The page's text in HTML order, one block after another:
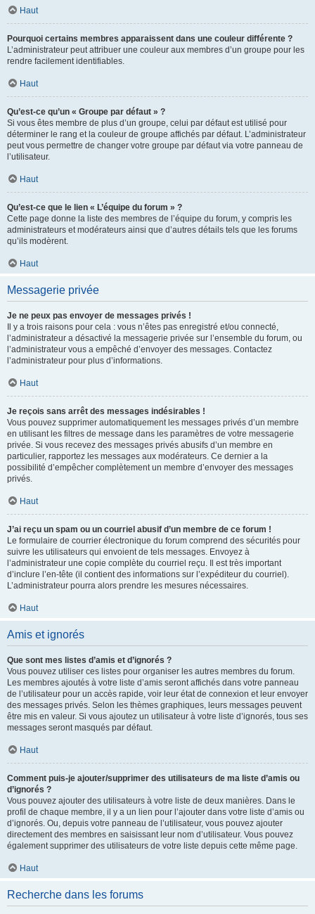
Haut
Pourquoi certains membres apparaissent dans une couleur différente ?
L’administrateur peut attribuer une couleur aux membres d’un groupe pour les
rendre facilement identifiables.
Haut
Qu’est-ce qu’un « Groupe par défaut » ?
Si vous êtes membre de plus d’un groupe, celui par défaut est utilisé pour
déterminer le rang et la couleur de groupe affichés par défaut. L’administrateur
peut vous permettre de changer votre groupe par défaut via votre panneau de
l’utilisateur.
Haut
Qu’est-ce que le lien « L’équipe du forum » ?
Cette page donne la liste des membres de l’équipe du forum, y compris les
administrateurs et modérateurs ainsi que d’autres détails tels que les forums
qu’ils modèrent.
Haut
Messagerie privée
Je ne peux pas envoyer de messages privés !
Il y a trois raisons pour cela : vous n’êtes pas enregistré et/ou connecté,
l’administrateur a désactivé la messagerie privée sur l’ensemble du forum, ou
l’administrateur vous a empêché d’envoyer des messages. Contactez
l’administrateur pour plus d’informations.
Haut
Je reçois sans arrêt des messages indésirables !
Vous pouvez supprimer automatiquement les messages privés d’un membre
en utilisant les filtres de message dans les paramètres de votre messagerie
privée. Si vous recevez des messages privés abusifs d’un membre en
particulier, rapportez les messages aux modérateurs. Ce dernier a la
possibilité d’empêcher complètement un membre d’envoyer des messages
privés.
Haut
J’ai reçu un spam ou un courriel abusif d’un membre de ce forum !
Le formulaire de courrier électronique du forum comprend des sécurités pour
suivre les utilisateurs qui envoient de tels messages. Envoyez à
l’administrateur une copie complète du courriel reçu. Il est très important
d’inclure l’en-tête (il contient des informations sur l’expéditeur du courriel).
L’administrateur pourra alors prendre les mesures nécessaires.
Haut
Amis et ignorés
Que sont mes listes d’amis et d’ignorés ?
Vous pouvez utiliser ces listes pour organiser les autres membres du forum.
Les membres ajoutés à votre liste d’amis seront affichés dans votre panneau
de l’utilisateur pour un accès rapide, voir leur état de connexion et leur envoyer
des messages privés. Selon les thèmes graphiques, leurs messages peuvent
être mis en valeur. Si vous ajoutez un utilisateur à votre liste d’ignorés, tous ses
messages seront masqués par défaut.
Haut
Comment puis-je ajouter/supprimer des utilisateurs de ma liste d’amis ou
d’ignorés ?
Vous pouvez ajouter des utilisateurs à votre liste de deux manières. Dans le
profil de chaque membre, il y a un lien pour l’ajouter dans votre liste d’amis ou
d’ignorés. Ou, depuis votre panneau de l’utilisateur, vous pouvez ajouter
directement des membres en saisissant leur nom d’utilisateur. Vous pouvez
également supprimer des utilisateurs de votre liste depuis cette même page.
Haut
Recherche dans les forums